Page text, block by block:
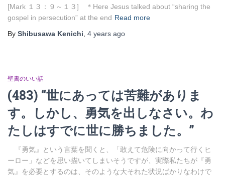
[Mark １３：９～１３] ＊Here Jesus talked about “sharing the
gospel in persecution” at the end Read more
By Shibusawa Kenichi 4 years ago
聖書のいい話
(483) “世にあっては苦難がありま
す。しかし、勇気を出しなさい。わ
たしはすでに世に勝ちました。”
『勇気』という言葉を聞くと、「敢えて危険に向かって行くヒ
ーロー」などを思い描いてしまいそうですが、実際私たちが『勇
気』を必要とするのは、そのような大それた状況ばかりなわけで